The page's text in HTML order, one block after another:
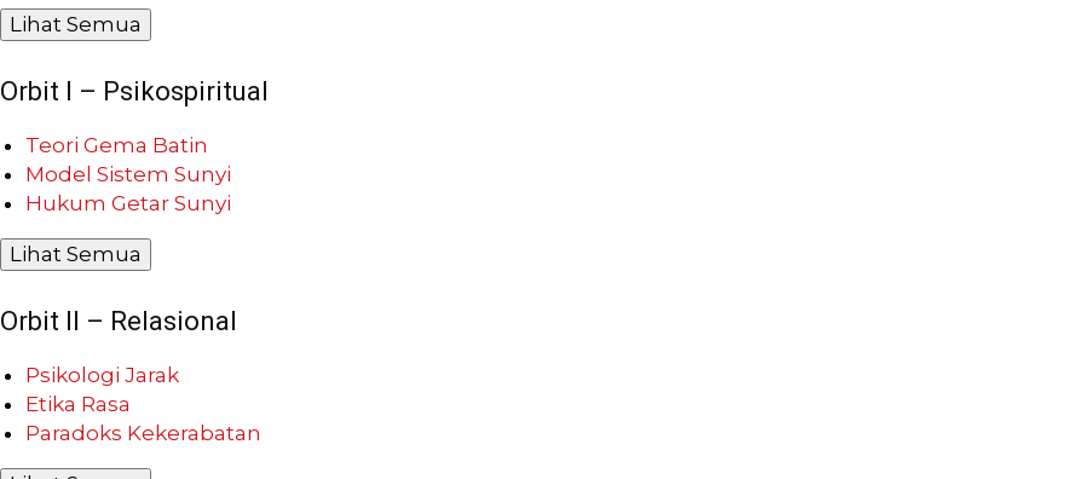
Lihat Semua
Orbit I – Psikospiritual
Teori Gema Batin
Model Sistem Sunyi
Hukum Getar Sunyi
Lihat Semua
Orbit II – Relasional
Psikologi Jarak
Etika Rasa
Paradoks Kekerabatan